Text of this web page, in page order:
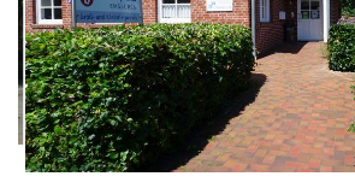
Großtierpraxis
Kontakt & Anfahrt